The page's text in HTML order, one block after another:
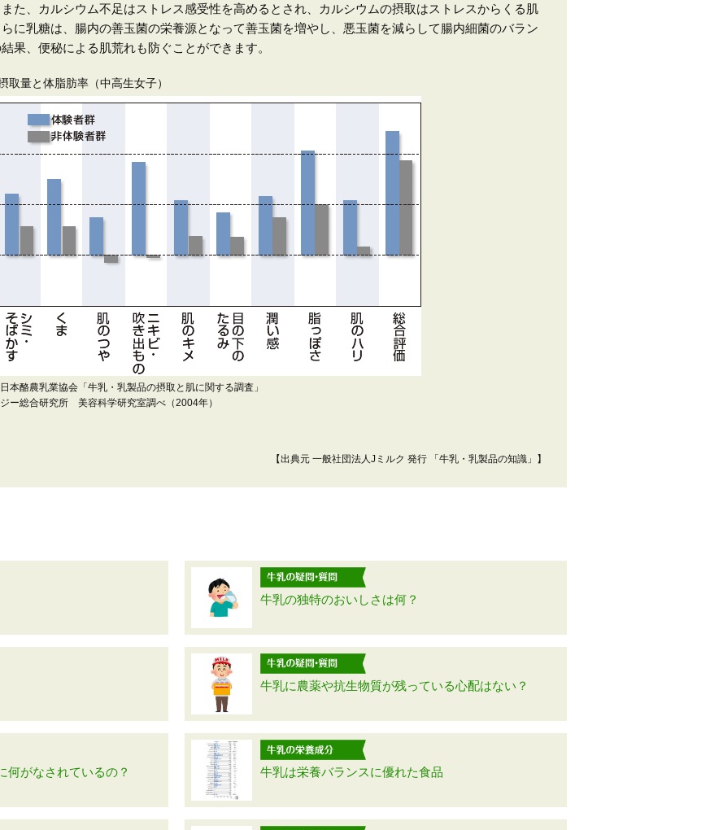
た、カルシウム不足はストレス感受性を高めるとされ、カルシウムの摂取はストレスからくる肌
に乳糖は、腸内の善玉菌の栄養源となって善玉菌を増やし、悪玉菌を減らして腸内細菌のバラン
果、便秘による肌荒れも防ぐことができます。
量と体脂肪率（中高生女子）
本酪農乳業協会「牛乳・乳製品の摂取と肌に関する調査」
ジー総合研究所 美容科学研究室調べ（2004年）
【出典元 一般社団法人Jミルク 発行 「牛乳・乳製品の知識」】
牛乳の独特のおいしさは何？
牛乳に農薬や抗生物質が残っている心配はない？
何がなされているの？ 牛乳は栄養バランスに優れた食品